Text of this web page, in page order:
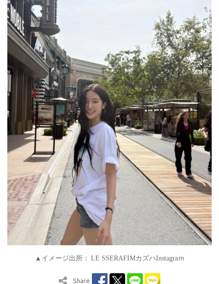
▲イメージ出所： LE SSERAFIMカズハInstagraｍ
Share